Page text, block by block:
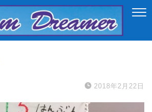
2018年2月22日